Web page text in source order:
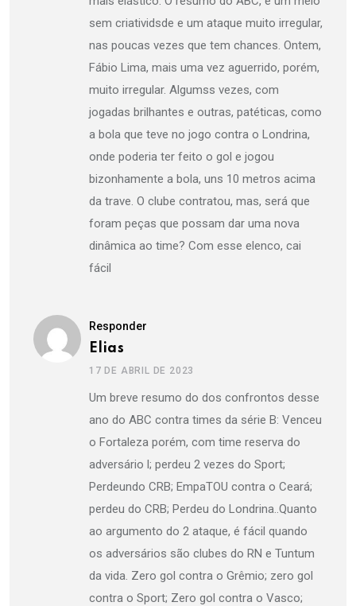
sem criatividsde e um ataque muito irregular,
nas poucas vezes que tem chances. Ontem,
Fábio Lima, mais uma vez aguerrido, porém,
muito irregular. Algumss vezes, com
jogadas brilhantes e outras, patéticas, como
a bola que teve no jogo contra o Londrina,
onde poderia ter feito o gol e jogou
bizonhamente a bola, uns 10 metros acima
da trave. O clube contratou, mas, será que
foram peças que possam dar uma nova
dinâmica ao time? Com esse elenco, cai
fácil
Responder
Elias
17 DE ABRIL DE 2023
Um breve resumo do dos confrontos desse
ano do ABC contra times da série B: Venceu
o Fortaleza porém, com time reserva do
adversário l; perdeu 2 vezes do Sport;
Perdeundo CRB; EmpaTOU contra o Ceará;
perdeu do CRB; Perdeu do Londrina..Quanto
ao argumento do 2 ataque, é fácil quando
os adversários são clubes do RN e Tuntum
da vida. Zero gol contra o Grêmio; zero gol
contra o Sport; Zero gol contra o Vasco;